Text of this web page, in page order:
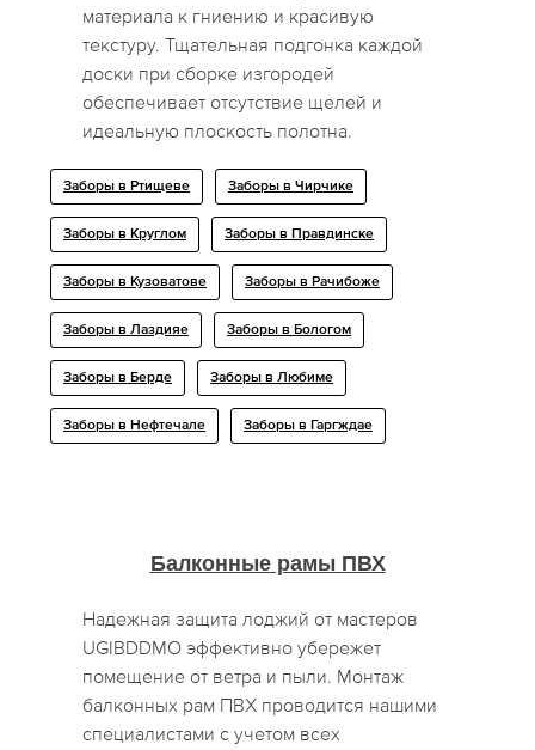
материала к гниению и красивую
текстуру. Тщательная подгонка каждой
доски при сборке изгородей
обеспечивает отсутствие щелей и
идеальную плоскость полотна.
Заборы в Ртищеве Заборы в Чирчике
Заборы в Круглом Заборы в Правдинске
Заборы в Кузоватове Заборы в Рачибоже
Заборы в Лаздияе Заборы в Бологом
Заборы в Берде Заборы в Любиме
Заборы в Нефтечале Заборы в Гаргждае
Балконные рамы ПВХ
Надежная защита лоджий от мастеров
UGIBDDMO эффективно убережет
помещение от ветра и пыли. Монтаж
балконных рам ПВХ проводится нашими
специалистами с учетом всех